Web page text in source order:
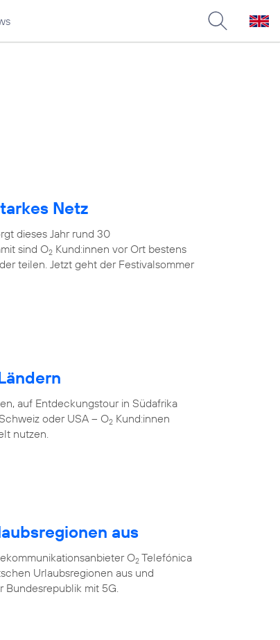
Netz
dieses Jahr rund 30
sind O2 Kund:innen vor Ort bestens
teilen. Jetzt geht der Festivalsommer
auf Entdeckungstour in Südafrika
oder USA – O2 Kund:innen
nutzen.
aus
O2 Telefónica
Urlaubsregionen aus und
Bundesrepublik mit 5G.